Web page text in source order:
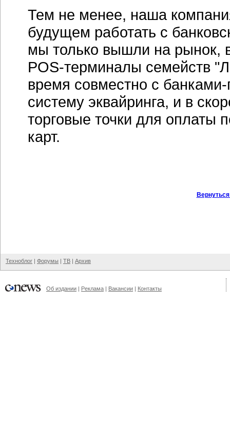
Тем не менее, наша
будущем работать с
мы только вышли на рынок,
POS-терминалы семейств
время совместно с
систему эквайринга, и в
торговые точки для оплаты
карт.
Техноблог | Форумы | ТВ | Архив
Об издании | Реклама | Вакансии | Контакты